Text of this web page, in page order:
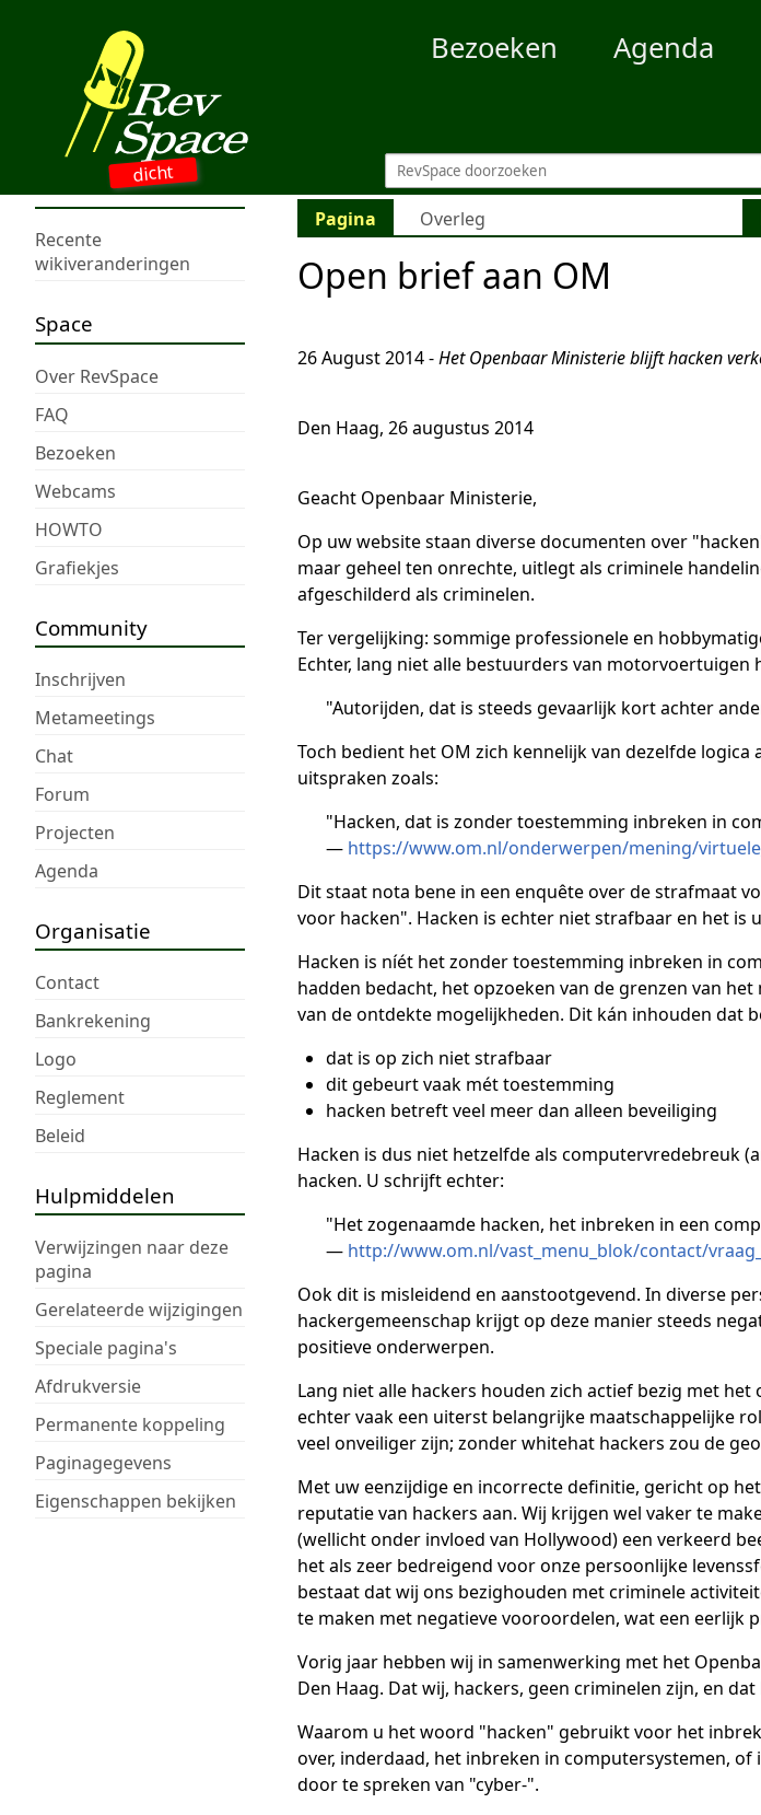
dicht
Bezoeken Agenda
Recente
wikiveranderingen
Space
Over RevSpace
FAQ
Bezoeken
Webcams
HOWTO
Grafiekjes
Community
Inschrijven
Metameetings
Chat
Forum
Projecten
Agenda
Organisatie
Contact
Bankrekening
Logo
Reglement
Beleid
Hulpmiddelen
Verwijzingen naar deze
pagina
Gerelateerde wijzigingen
Speciale pagina's
Afdrukversie
Permanente koppeling
Paginagegevens
Eigenschappen bekijken
Pagina Overleg
Open brief aan OM
26 August 2014 -Het Openbaar Ministerie blijft hacken
Den Haag, 26 augustus 2014
Geacht Openbaar Ministerie,
Op uw website staan diverse documenten over
maar geheel ten onrechte, uitlegt als criminele
afgeschilderd als criminelen.
Ter vergelijking: sommige professionele en
Echter, lang niet alle bestuurders van
"Autorijden, dat is steeds gevaarlijk kort achter
Toch bedient het OM zich kennelijk van dezelfde
uitspraken zoals:
"Hacken, dat is zonder toestemming inbreken in
— https://www.om.nl/onderwerpen/mening/
Dit staat nota bene in een enquête over de strafmaat
voor hacken". Hacken is echter niet strafbaar en het
Hacken is níét het zonder toestemming inbreken in
hadden bedacht, het opzoeken van de grenzen van
van de ontdekte mogelijkheden. Dit kán inhouden dat
dat is op zich niet strafbaar
dit gebeurt vaak mét toestemming
hacken betreft veel meer dan alleen beveiliging
Hacken is dus niet hetzelfde als computervredebreuk
hacken. U schrijft echter:
"Het zogenaamde hacken, het inbreken in een
— http://www.om.nl/vast_menu_blok/contact/
Ook dit is misleidend en aanstootgevend. In diverse
hackergemeenschap krijgt op deze manier steeds
positieve onderwerpen.
Lang niet alle hackers houden zich actief bezig met
echter vaak een uiterst belangrijke maatschappelijke
veel onveiliger zijn; zonder whitehat hackers zou de
Met uw eenzijdige en incorrecte definitie, gericht op
reputatie van hackers aan. Wij krijgen wel vaker te
(wellicht onder invloed van Hollywood) een verkeerd
het als zeer bedreigend voor onze persoonlijke
bestaat dat wij ons bezighouden met criminele
te maken met negatieve vooroordelen, wat een eerlijk
Vorig jaar hebben wij in samenwerking met het
Den Haag. Dat wij, hackers, geen criminelen zijn, en
Waarom u het woord "hacken" gebruikt voor het
over, inderdaad, het inbreken in computersystemen,
door te spreken van "cyber-".